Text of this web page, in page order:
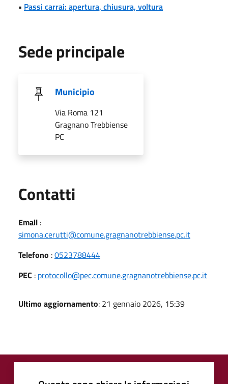
• Passi carrai: apertura, chiusura, voltura
Sede principale
Municipio
Via Roma 121
Gragnano Trebbiense
PC
Contatti
Email :
simona.cerutti@comune.gragnanotrebbiense.pc.it
Telefono :0523788444
PEC : protocollo@pec.comune.gragnanotrebbiense.pc.it
Ultimo aggiornamento: 21 gennaio 2026, 15:39